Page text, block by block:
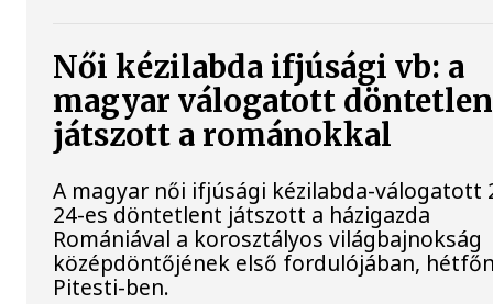
Női kézilabda ifjúsági vb: a
magyar válogatott
játszott a románokkal
A magyar női ifjúsági kézilabda-válogatott
24-es döntetlent játszott a házigazda
Romániával a korosztályos világbajnokság
középdöntőjének első fordulójában,
Pitesti-ben.